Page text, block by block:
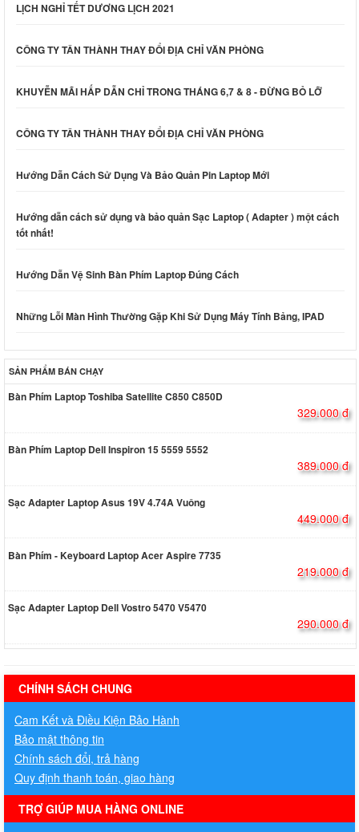
LỊCH NGHỈ TẾT DƯƠNG LỊCH 2021
CÔNG TY TÂN THÀNH THAY ĐỔI ĐỊA CHỈ VĂN PHÒNG
KHUYỄN MÃI HẤP DẪN CHỈ TRONG THÁNG 6,7 & 8 - ĐỪNG BỎ LỠ
CÔNG TY TÂN THÀNH THAY ĐỔI ĐỊA CHỈ VĂN PHÒNG
Hướng Dẫn Cách Sử Dụng Và Bảo Quản Pin Laptop Mới
Hướng dẫn cách sử dụng và bảo quản Sạc Laptop ( Adapter ) một cách
tốt nhất!
Hướng Dẫn Vệ Sinh Bàn Phím Laptop Đúng Cách
Những Lỗi Màn Hình Thường Gặp Khi Sử Dụng Máy Tính Bảng, IPAD
SẢN PHẨM BÁN CHẠY
Bàn Phím Laptop Toshiba Satellite C850 C850D
329.000 đ
Bàn Phím Laptop Dell Inspiron 15 5559 5552
389.000 đ
Sạc Adapter Laptop Asus 19V 4.74A Vuông
449.000 đ
Bàn Phím - Keyboard Laptop Acer Aspire 7735
219.000 đ
Sạc Adapter Laptop Dell Vostro 5470 V5470
290.000 đ
hermes handbags outlet online
CHÍNH SÁCH CHUNG
Cam Kết và Điều Kiện Bảo Hành
Bảo mật thông tin
Chính sách đổi, trả hàng
Quy định thanh toán, giao hàng
TRỢ GIÚP MUA HÀNG ONLINE